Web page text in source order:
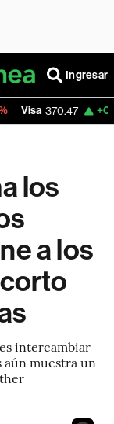
Ingresar
+0.52%
los
a los
intercambiar
aún muestra un